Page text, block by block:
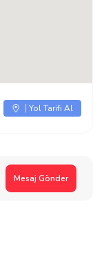
Mesaj Gönder
Yol Tarifi Al